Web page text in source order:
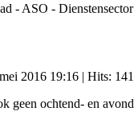
- ASO -
2016 19:16 | Hits:
geen ochtend- en